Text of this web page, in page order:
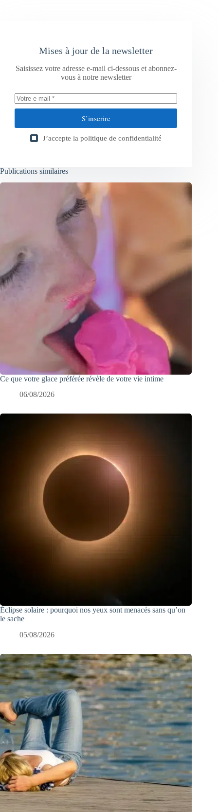
Mises à jour de la newsletter
Saisissez votre adresse e-mail ci-dessous et abonnez-
vous à notre newsletter
S’inscrire
J’accepte la politique de confidentialité
Publications similaires
Ce que votre glace préférée révèle de votre vie intime
06/08/2026
Éclipse solaire : pourquoi nos yeux sont menacés sans qu’on
le sache
05/08/2026